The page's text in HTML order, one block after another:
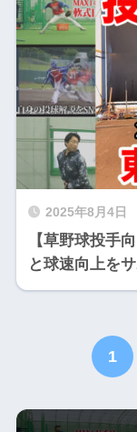
2025年8月4日
【草野球投手
と球速向上をサ
1